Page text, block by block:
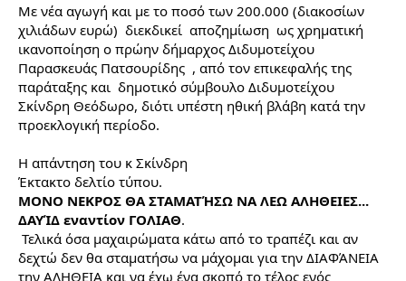
Με νέα αγωγή και με το ποσό των 200.000 (διακοσίων
χιλιάδων ευρώ) διεκδικεί αποζημίωση ως χρηματική
ικανοποίηση ο πρώην δήμαρχος Διδυμοτείχου
Παρασκευάς Πατσουρίδης , από τον επικεφαλής της
παράταξης και δημοτικό σύμβουλο Διδυμοτείχου
Σκίνδρη Θεόδωρο, διότι υπέστη ηθική βλάβη κατά την
προεκλογική περίοδο.
Η απάντηση του κ Σκίνδρη
Έκτακτο δελτίο τύπου.
ΜΟΝΟ ΝΕΚΡΟΣ ΘΑ ΣΤΑΜΑΤΉΣΩ ΝΑ ΛΕΩ ΑΛΗΘΕΙΕΣ...
ΔΑΥΊΔ εναντίον ΓΟΛΙΑΘ.
Τελικά όσα μαχαιρώματα κάτω από το τραπέζι και αν
δεχτώ δεν θα σταματήσω να μάχομαι για την ΔΙΑΦΆΝΕΙΑ
την ΑΛΗΘΕΙΑ και να έχω ένα σκοπό το τέλος ενός